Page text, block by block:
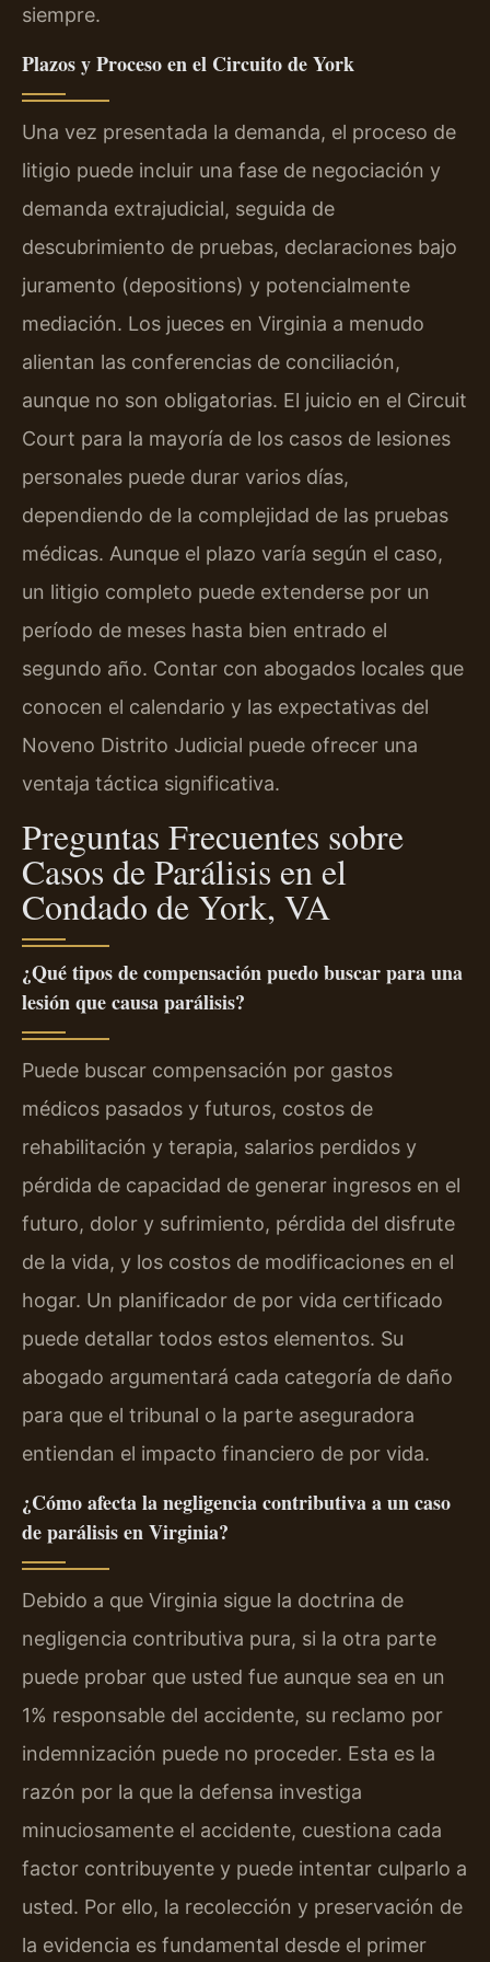
siempre.
Plazos y Proceso en el Circuito de York
Una vez presentada la demanda, el proceso de
litigio puede incluir una fase de negociación y
demanda extrajudicial, seguida de
descubrimiento de pruebas, declaraciones bajo
juramento (depositions) y potencialmente
mediación. Los jueces en Virginia a menudo
alientan las conferencias de conciliación,
aunque no son obligatorias. El juicio en el Circuit
Court para la mayoría de los casos de lesiones
personales puede durar varios días,
dependiendo de la complejidad de las pruebas
médicas. Aunque el plazo varía según el caso,
un litigio completo puede extenderse por un
período de meses hasta bien entrado el
segundo año. Contar con abogados locales que
conocen el calendario y las expectativas del
Noveno Distrito Judicial puede ofrecer una
ventaja táctica significativa.
Preguntas Frecuentes sobre
Casos de Parálisis en el
Condado de York, VA
¿Qué tipos de compensación puedo buscar para una
lesión que causa parálisis?
Puede buscar compensación por gastos
médicos pasados y futuros, costos de
rehabilitación y terapia, salarios perdidos y
pérdida de capacidad de generar ingresos en el
futuro, dolor y sufrimiento, pérdida del disfrute
de la vida, y los costos de modificaciones en el
hogar. Un planificador de por vida certificado
puede detallar todos estos elementos. Su
abogado argumentará cada categoría de daño
para que el tribunal o la parte aseguradora
entiendan el impacto financiero de por vida.
¿Cómo afecta la negligencia contributiva a un caso
de parálisis en Virginia?
Debido a que Virginia sigue la doctrina de
negligencia contributiva pura, si la otra parte
puede probar que usted fue aunque sea en un
1% responsable del accidente, su reclamo por
indemnización puede no proceder. Esta es la
razón por la que la defensa investiga
minuciosamente el accidente, cuestiona cada
factor contribuyente y puede intentar culparlo a
usted. Por ello, la recolección y preservación de
la evidencia es fundamental desde el primer